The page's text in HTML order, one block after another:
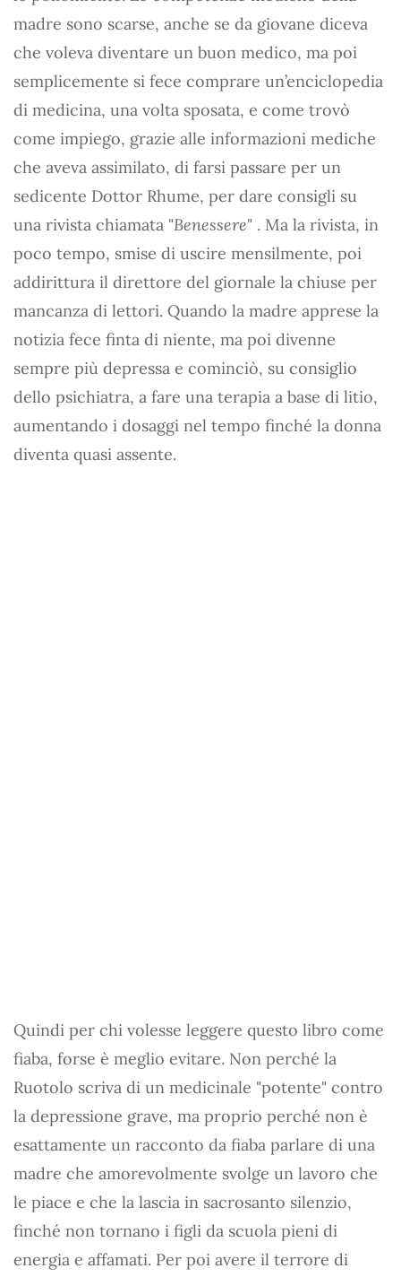
madre sono scarse, anche se da giovane diceva
che voleva diventare un buon medico, ma poi
semplicemente si fece comprare un’enciclopedia
di medicina, una volta sposata, e come trovò
come impiego, grazie alle informazioni mediche
che aveva assimilato, di farsi passare per un
sedicente Dottor Rhume, per dare consigli su
una rivista chiamata "Benessere" . Ma la rivista, in
poco tempo, smise di uscire mensilmente, poi
addirittura il direttore del giornale la chiuse per
mancanza di lettori. Quando la madre apprese la
notizia fece finta di niente, ma poi divenne
sempre più depressa e cominciò, su consiglio
dello psichiatra, a fare una terapia a base di litio,
aumentando i dosaggi nel tempo finché la donna
diventa quasi assente.
Quindi per chi volesse leggere questo libro come
fiaba, forse è meglio evitare. Non perché la
Ruotolo scriva di un medicinale "potente" contro
la depressione grave, ma proprio perché non è
esattamente un racconto da fiaba parlare di una
madre che amorevolmente svolge un lavoro che
le piace e che la lascia in sacrosanto silenzio,
finché non tornano i figli da scuola pieni di
energia e affamati. Per poi avere il terrore di